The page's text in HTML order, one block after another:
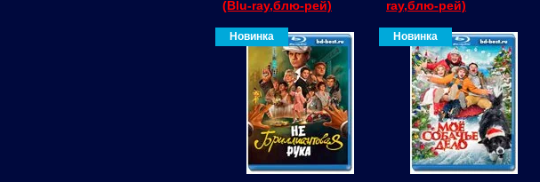
(Blu-ray,блю-рей)
Новинка
ray,блю-рей)
Новинка